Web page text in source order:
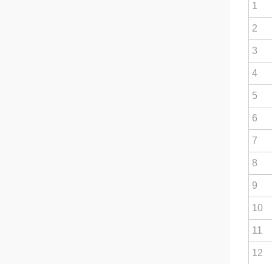
1
2
3
4
5
6
7
8
9
10
11
12